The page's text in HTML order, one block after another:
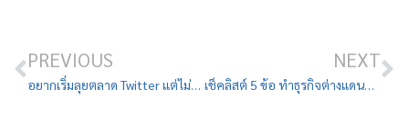
PREVIOUS
อยากเริ่มลุยตลาด Twitter แต่ไม่รู้จะเริ่มยังไง อ่านด่วน!
NEXT
เช็คลิสต์ 5 ข้อ ทำธุรกิจต่างแดนต้องจัดการตรงไหนของเพจบ้าง?